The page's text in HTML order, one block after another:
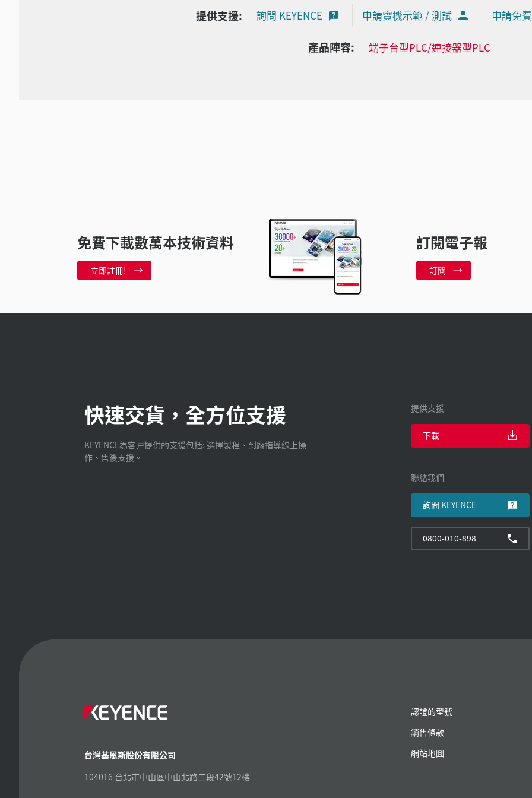
提供支援: 詢問 KEYENCE 申請實機示範 / 測試 申請免
產品陣容: 端子台型PLC/連接器型PLC
免費下載數萬本技術資料
立即註冊!
訂閱電子報
訂閱
快速交貨，全方位支援
KEYENCE為客戸提供的支援包括: 選擇製程、到廠指導線上操
作、售後支援。
提供支援
下載
聯絡我們
詢問 KEYENCE
0800-010-898
台灣基恩斯股份有限公司
104016 台北市中山區中山北路二段42號12樓
認證的型號
銷售條款
網站地圖